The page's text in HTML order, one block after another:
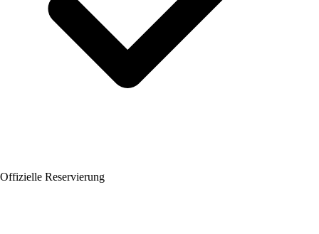
Offizielle Reservierung